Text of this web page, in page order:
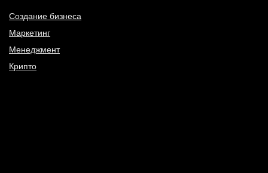
Создание бизнеса
Маркетинг
Менеджмент
Крипто